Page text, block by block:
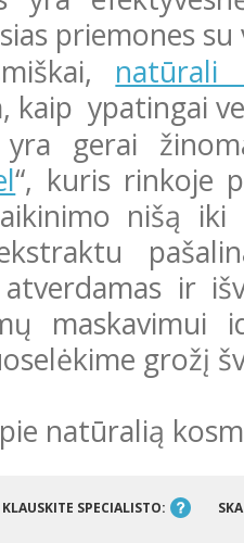
priemones
natūrali
kaip ypatingai
yra gerai
“, kuris rinkoje
nišą iki
ir
maskavimui
grožį
natūralią
KLAUSKITE SPECIALISTO: